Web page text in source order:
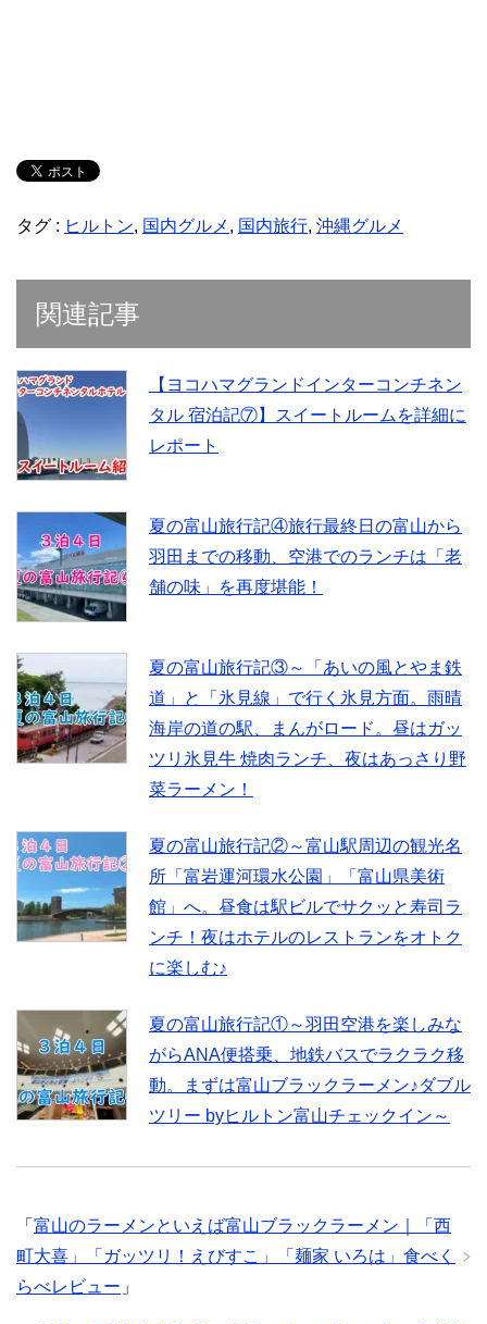
タグ : ヒルトン, 国内グルメ , 国内旅行, 沖縄グルメ
関連記事
【ヨコハマグランドインターコンチネン
タル 宿泊記⑦】スイートルームを詳細に
レポート
夏の富山旅行記④旅行最終日の富山から
羽田までの移動、空港でのランチは「老
舗の味」を再度堪能！
夏の富山旅行記③～「あいの風とやま鉄
道」と「氷見線」で行く氷見方面。雨晴
海岸の道の駅、まんがロード。昼はガッ
ツリ氷見牛 焼肉ランチ、夜はあっさり野
菜ラーメン！
夏の富山旅行記②～富山駅周辺の観光名
所「富岩運河環水公園」「富山県美術
館」へ。昼食は駅ビルでサクッと寿司ラ
ンチ！夜はホテルのレストランをオトク
に楽しむ♪
夏の富山旅行記①～羽田空港を楽しみな
がらANA便搭乗、地鉄バスでラクラク移
動。まずは富山ブラックラーメン♪ダブル
ツリー byヒルトン富山チェックイン～
「 富山のラーメンといえば富山ブラックラーメン｜「西
町大喜」「ガッツリ！えびすこ」「麺家 いろは」食べく
らべレビュー 」